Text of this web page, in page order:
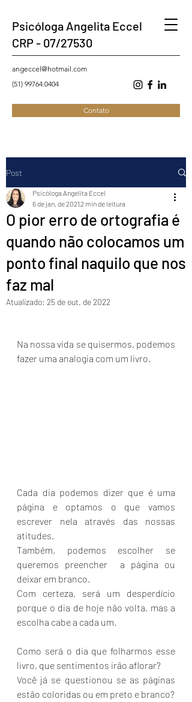
Psicóloga Angelita Eccel
CRP - 07/27530
angeccel@hotmail.com
(51) 99764.0404
Contato
Post
O pior erro de ortografia é
quando não colocamos um
ponto final naquilo que nos
faz mal
Psicóloga Angelita Eccel
6 de jan. de 20212 min de leitura
Atualizado: 25 de out. de 2022
Na nossa vida se quisermos, podemos
fazer uma analogia com um livro.
Cada dia podemos dizer que é uma
página e optamos o que vamos
escrever nela através das nossas
atitudes.
Também, podemos escolher se
queremos preencher  a página ou
deixar em branco.
Com certeza, será um desperdício
porque o dia de hoje não volta, mas a
escolha cabe a cada um.
Como será o dia que folharmos esse
livro, que sentimentos irão aflorar?
Você já se questionou se as páginas
estão coloridas ou em preto e branco?